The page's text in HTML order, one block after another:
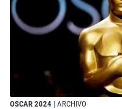
OSCAR 2024 | ARCHIVO